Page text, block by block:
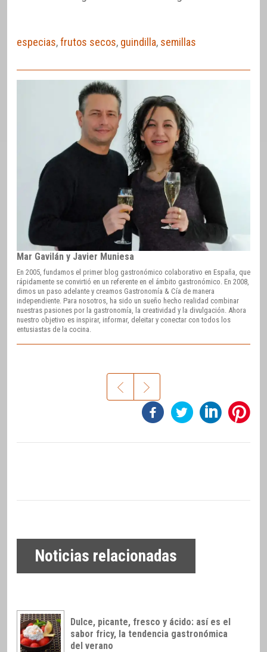
especias,frutos secos, guindilla, semillas
Mar Gavilán y Javier Muniesa
En 2005, fundamos el primer blog gastronómico colaborativo en España, que
rápidamente se convirtió en un referente en el ámbito gastronómico. En 2008,
dimos un paso adelante y creamos Gastronomía & Cía de manera
independiente. Para nosotros, ha sido un sueño hecho realidad combinar
nuestras pasiones por la gastronomía, la creatividad y la divulgación. Ahora
nuestro objetivo es inspirar, informar, deleitar y conectar con todos los
entusiastas de la cocina.
Noticias relacionadas
Dulce, picante, fresco y ácido: así es el
sabor fricy, la tendencia gastronómica
del verano